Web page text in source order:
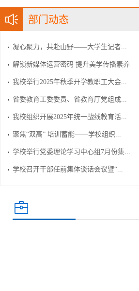
部门动态
凝心聚力，共赴山野——大学生记者...
解锁新媒体运营密码 提升美学传播素养
我校举行2025年秋季开学教职工大会...
省委教育工委委员、省教育厅党组成...
我校组织开展2025年统一战线教育活...
聚焦“双高” 培训蓄能——学校组织...
学校举行党委理论学习中心组7月份集...
学校召开干部任前集体谈话会议暨“...